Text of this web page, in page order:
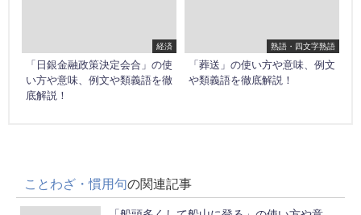
経済
「日銀金融政策決定会合」の使
い方や意味、例文や類義語を徹
底解説！
熟語・四文字熟語
「葬送」の使い方や意味、例文
や類義語を徹底解説！
ことわざ・慣用句の関連記事